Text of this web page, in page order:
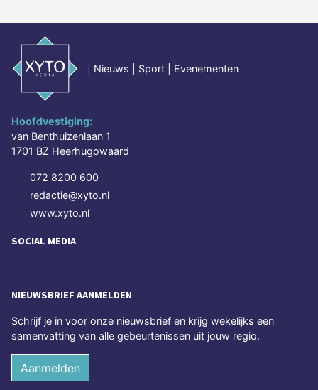
Nieuws | Sport | Evenementen
Hoofdvestiging:
van Benthuizenlaan 1
1701 BZ Heerhugowaard
072 8200 600
redactie@xyto.nl
www.xyto.nl
SOCIAL MEDIA
NIEUWSBRIEF AANMELDEN
Schrijf je in voor onze nieuwsbrief en krijg wekelijks een
samenvatting van alle gebeurtenissen uit jouw regio.
Aanmelden